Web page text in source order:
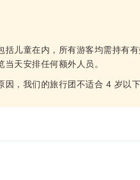
括儿童在内，所有游客均需持有
天安排任何额外人员。
，我们的旅行团不适合 4 岁以下